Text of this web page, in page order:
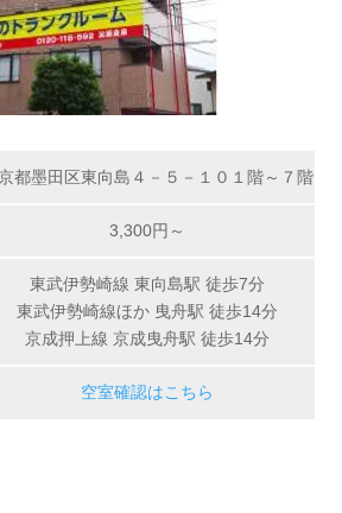
都墨田区東向島４－５－１０１階～７階
3,300円～
東武伊勢崎線 東向島駅 徒歩7分
東武伊勢崎線ほか 曳舟駅 徒歩14分
京成押上線 京成曳舟駅 徒歩14分
空室確認はこちら